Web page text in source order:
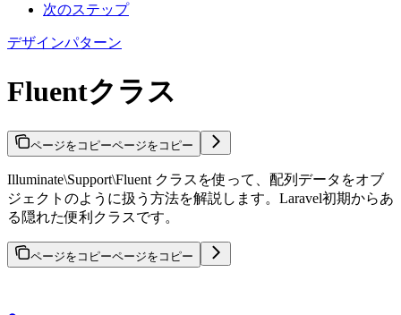
次のステップ
デザインパターン
Fluentクラス
ページをコピーページをコピー
Illuminate\Support\Fluent クラスを使って、配列データをオブ
ジェクトのように扱う方法を解説します。Laravel初期からあ
る隠れた便利クラスです。
ページをコピーページをコピー